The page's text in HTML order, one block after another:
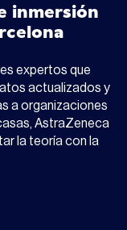
inmersión
expertos que
actualizados y
a organizaciones
AstraZeneca
la teoría con la